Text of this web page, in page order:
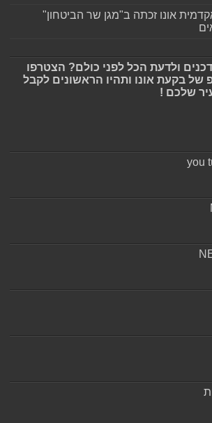
אונו זכתה ב"מגן שר הביטחון"
ולדעת הכל לפני כולם? הצטרפו
של בקעת אונו ותהיו הראשונים לקבל
שלכם !